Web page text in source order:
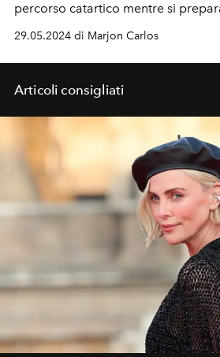
percorso catartico mentre si
al tour “Hot Girl Summer”.
29.05.2024 di Marjon Carlos
Articoli consigliati